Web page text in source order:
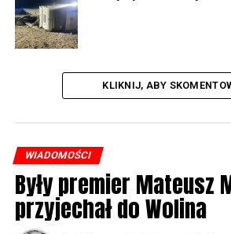
KLIKNIJ, ABY
WIADOMOŚCI
Były premier Mateusz
przyjechał do Wolina